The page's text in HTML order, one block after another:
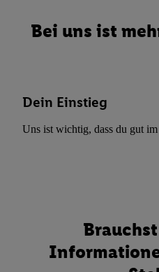
Bei uns ist
Dein Einstieg
Uns ist wichtig, dass du gut